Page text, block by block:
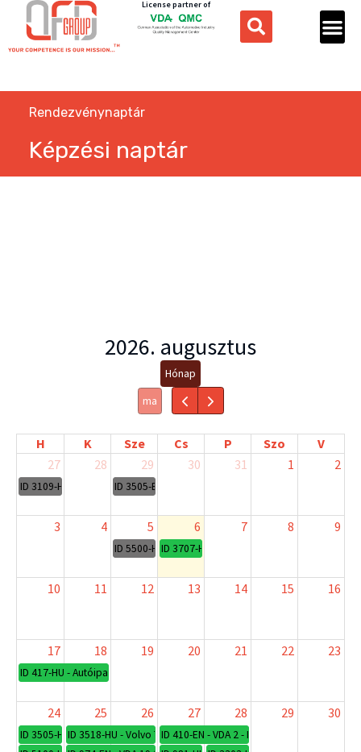
License partner of
Rendezvénynaptár
Képzési naptár
2026. augusztus
Hónap
ma
H K Sze Cs P Szo
V
27
ID 3109-HU - ISO 19011:2026 – Az auditálás harmonizált szabványa
28 29
ID 3505-EN - Renault Group Customer Specific
30 31 1 2
3 4 5
ID 5500-HU - Logisztikai 8D
6
ID 3707-HU - ISO 19011 Upgrade képzés –
7 8 9
10 11 12 13 14 15 16
17
ID 417-HU - Autóipari minőségügyi eszközök (core tools) a folyamat- és
18 19 20 21 22 23
24
ID 3505-HU - Renault Group beszállítói követelmények
25
ID 3518-HU - Volvo Truck vevőspecifikus követelmények
26 27
ID 410-EN - VDA 2 - Production Process
28 29 30